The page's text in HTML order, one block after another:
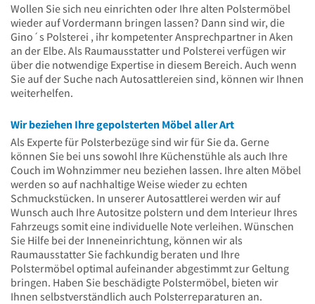
Wollen Sie sich neu einrichten oder Ihre alten Polstermöbel
wieder auf Vordermann bringen lassen? Dann sind wir, die
Gino´s Polsterei , ihr kompetenter Ansprechpartner in Aken
an der Elbe. Als Raumausstatter und Polsterei verfügen wir
über die notwendige Expertise in diesem Bereich. Auch wenn
Sie auf der Suche nach Autosattlereien sind, können wir Ihnen
weiterhelfen.
Wir beziehen Ihre gepolsterten Möbel aller Art
Als Experte für Polsterbezüge sind wir für Sie da. Gerne
können Sie bei uns sowohl Ihre Küchenstühle als auch Ihre
Couch im Wohnzimmer neu beziehen lassen. Ihre alten Möbel
werden so auf nachhaltige Weise wieder zu echten
Schmuckstücken. In unserer Autosattlerei werden wir auf
Wunsch auch Ihre Autositze polstern und dem Interieur Ihres
Fahrzeugs somit eine individuelle Note verleihen. Wünschen
Sie Hilfe bei der Inneneinrichtung, können wir als
Raumausstatter Sie fachkundig beraten und Ihre
Polstermöbel optimal aufeinander abgestimmt zur Geltung
bringen. Haben Sie beschädigte Polstermöbel, bieten wir
Ihnen selbstverständlich auch Polsterreparaturen an.